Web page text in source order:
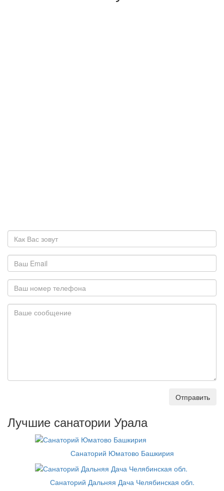
Отправить
Лучшие санатории Урала
Санаторий Юматово Башкирия
Санаторий Дальняя Дача Челябинская обл.